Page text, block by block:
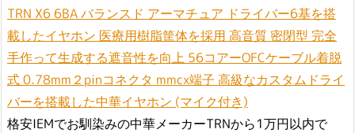
TRN X6 6BA バランスド アーマチュア ドライバー6基を搭
載したイヤホン 医療用樹脂筐体を採用 高音質 密閉型 完全
手作って生成する遮音性を向上 56コアーOFCケーブル着脱
式 0.78mm２pinコネクタ mmcx端子 高級なカスタムドライ
バーを搭載した中華イヤホン (マイク付き)
格安IEMでお馴染みの中華メーカーTRNから1万円以内で